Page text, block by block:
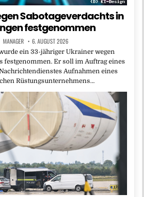
Sabotageverdachts in
festgenommen
MANAGER 6. AUGUST 2026
ein 33-jähriger Ukrainer wegen
festgenommen. Er soll im Auftrag eines
Aufnahmen eines
Rüstungsunternehmens…